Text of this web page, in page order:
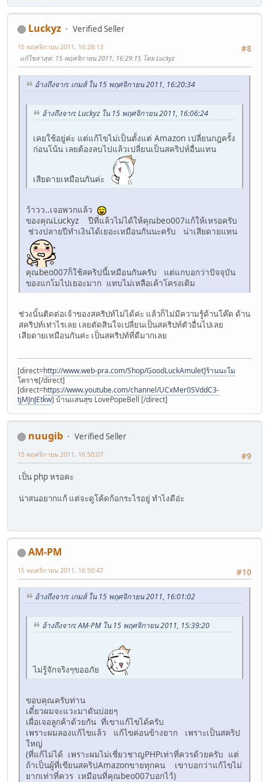
Luckyz
Verified Seller
#8
15 พฤศจิกายน 2011, 16:28:13
แก้ไขล่าสุด: 15 พฤศจิกายน 2011, 16:29:15 โดย Luckyz
อ้างถึงจาก: เกมส์ ใน 15 พฤศจิกายน 2011, 16:20:34
อ้างถึงจาก: Luckyz ใน 15 พฤศจิกายน 2011, 16:06:24
เคยใช้อยู่ค่ะ แต่แก้ไขไม่เป็นตั้งแต่ Amazon เปลี่ยนกฎครั้ง
ก่อนโน้น เลยต้องลบไปแล้วเปลี่ยนเป็นสคริปท์อื่นแทน
เสียดายเหมือนกันค่ะ
ว้าวว..เจอพวกแล้ว
ของคุณLuckyz ปีที่แล้วไม่ได้ให้คุณbeo007แก้ให้เหรอครับ
ช่วงปลายปีทำเงินได้เยอะเหมือนกันนะครับ น่าเสียดายแทน
คุณbeo007ก็ใช้สคริปนี้เหมือนกันครับ แต่แกบอกว่าปัจจุบัน
ของแกโมไปเยอะมาก แทบไม่เหลือเค้าโครงเดิม
ช่วงนั้นติดต่อเจ้าของสคริปท์ไม่ได้ค่ะ แล้วก็ไม่มีความรู้ด้านโค๊ด ด้าน
สคริปท์เท่าไรเลย เลยตัดสินใจเปลี่ยนเป็นสคริปท์ตัวอื่นไปเลย
เสียดายเหมือนกันค่ะ เป็นสคริปท์ที่ดีมากเลย
[direct=http://www.web-pra.com/Shop/GoodLuckAmulet]ร้านนะโม
โคราช[/direct]
[direct=https://www.youtube.com/channel/UCxMer0SVddC3-
tjMJnJEtkw] บ้านแสนสุข LovePopeBell [/direct]
nuugib
Verified Seller
#9
15 พฤศจิกายน 2011, 16:50:07
เป็น php หรอคะ
น่าสนอยากแก้ แต่จะดูโค้ดก้อกระไรอยู่ ทำไงดีอ่ะ
AM-PM
#10
15 พฤศจิกายน 2011, 16:50:47
อ้างถึงจาก: เกมส์ ใน 15 พฤศจิกายน 2011, 16:01:02
อ้างถึงจาก: AM-PM ใน 15 พฤศจิกายน 2011, 15:39:20
ไม่รู้จักจริงๆขออภัย
ขอบคุณครับท่าน
เดี๋ยวผมจะแวะมาดันบ่อยๆ
เผื่อเจอลูกค้าด้วยกัน ที่เขาแก้ไขได้ครับ
เพราะผมลองแก้ไขแล้ว แก้ไขค่อนข้างยาก เพราะเป็นสคริป
ใหญ่
(ที่แก้ไม่ได้ เพราะผมไม่เชี่ยวชาญPHPเท่าที่ควรด้วยครับ แต่
ถ้าเป็นผู้ที่เขียนสคริปAmazonขายทุกคน เขาบอกว่าแก้ไขไม่
ยากเท่าที่ควร เหมือนที่คุณbeo007บอกไว้)